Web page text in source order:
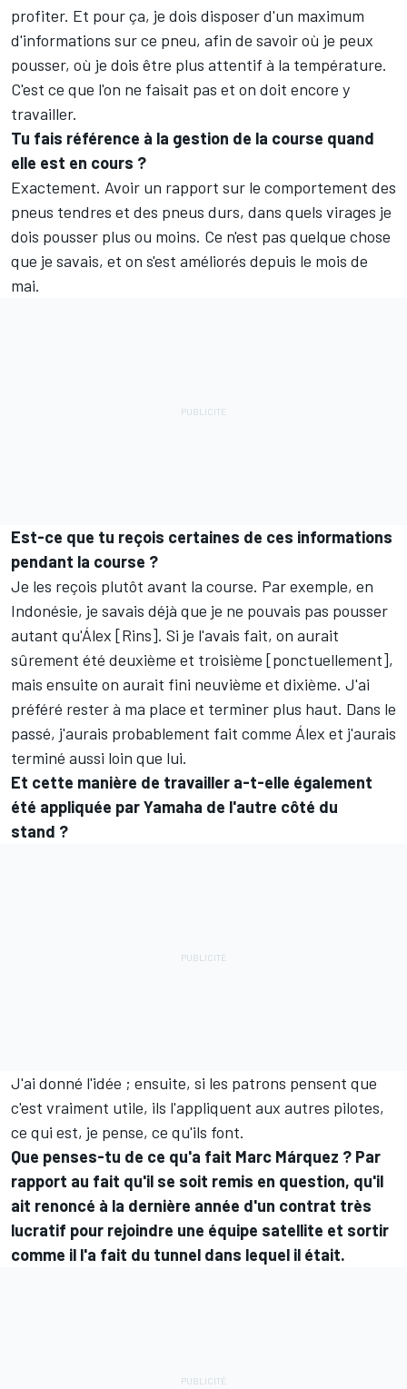
profiter. Et pour ça, je dois disposer d'un maximum
d'informations sur ce pneu, afin de savoir où je peux
pousser, où je dois être plus attentif à la température.
C'est ce que l'on ne faisait pas et on doit encore y
travailler.
Tu fais référence à la gestion de la course quand
elle est en cours ?
Exactement. Avoir un rapport sur le comportement des
pneus tendres et des pneus durs, dans quels virages je
dois pousser plus ou moins. Ce n'est pas quelque chose
que je savais, et on s'est améliorés depuis le mois de
mai.
Est-ce que tu reçois certaines de ces informations
pendant la course ?
Je les reçois plutôt avant la course. Par exemple, en
Indonésie, je savais déjà que je ne pouvais pas pousser
autant qu'Álex [Rins]. Si je l'avais fait, on aurait
sûrement été deuxième et troisième [ponctuellement],
mais ensuite on aurait fini neuvième et dixième. J'ai
préféré rester à ma place et terminer plus haut. Dans le
passé, j'aurais probablement fait comme Álex et j'aurais
terminé aussi loin que lui.
Et cette manière de travailler a-t-elle également
été appliquée par Yamaha de l'autre côté du
stand ?
J'ai donné l'idée ; ensuite, si les patrons pensent que
c'est vraiment utile, ils l'appliquent aux autres pilotes,
ce qui est, je pense, ce qu'ils font.
Que penses-tu de ce qu'a fait Marc Márquez ? Par
rapport au fait qu'il se soit remis en question, qu'il
ait renoncé à la dernière année d'un contrat très
lucratif pour rejoindre une équipe satellite et sortir
comme il l'a fait du tunnel dans lequel il était.